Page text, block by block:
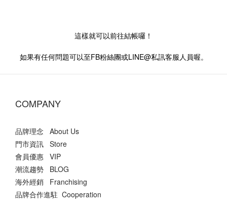
這樣就可以前往結帳囉！
如果有任何問題可以至FB粉絲團或LINE@私訊客服人員喔。
COMPANY
品牌理念 About Us
門市資訊 Store
會員優惠 VIP
潮流趨勢 BLOG
海外經銷 Franchising
品牌合作進駐 Cooperation